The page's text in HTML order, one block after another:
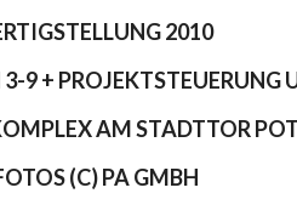
2010
9 + PROJEKTSTEUERUNG
AM STADTTOR
(C) PA GMBH